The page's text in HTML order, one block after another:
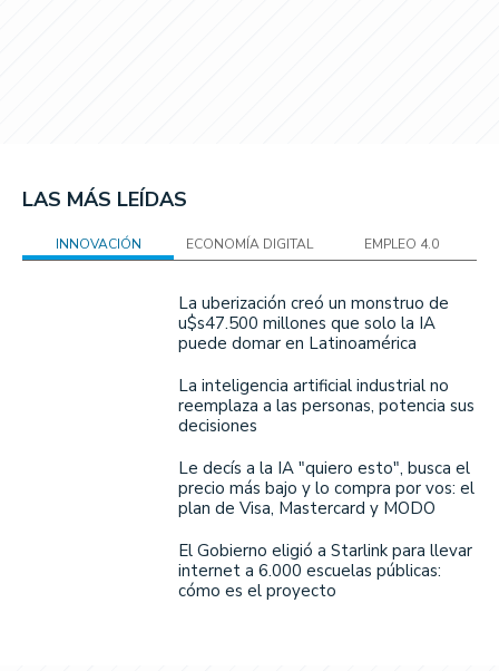
LAS MÁS LEÍDAS
INNOVACIÓN ECONOMÍA DIGITAL EMPLEO 4.0
La uberización creó un monstruo de
u$s47.500 millones que solo la IA
puede domar en Latinoamérica
La inteligencia artificial industrial no
reemplaza a las personas, potencia sus
decisiones
Le decís a la IA "quiero esto", busca el
precio más bajo y lo compra por vos: el
plan de Visa, Mastercard y MODO
El Gobierno eligió a Starlink para llevar
internet a 6.000 escuelas públicas:
cómo es el proyecto